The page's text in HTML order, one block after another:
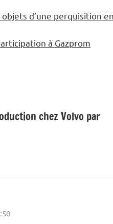
d’une perquisition
à Gazprom
chez Volvo par